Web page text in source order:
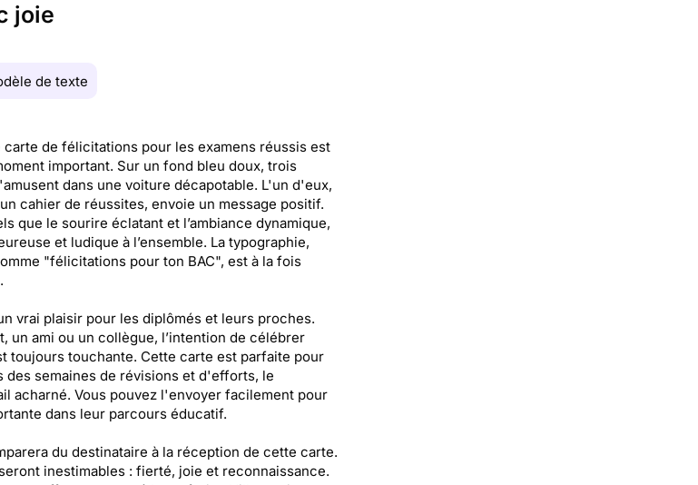
joie
de texte
de félicitations pour les examens réussis est
important. Sur un fond bleu doux, trois
dans une voiture décapotable. L'un d'eux,
cahier de réussites, envoie un message positif.
que le sourire éclatant et l’ambiance dynamique,
et ludique à l’ensemble. La typographie,
"félicitations pour ton BAC", est à la fois
vrai plaisir pour les diplômés et leurs proches.
un ami ou un collègue, l’intention de célébrer
toujours touchante. Cette carte est parfaite pour
semaines de révisions et d'efforts, le
acharné. Vous pouvez l'envoyer facilement pour
dans leur parcours éducatif.
du destinataire à la réception de cette carte.
inestimables : fierté, joie et reconnaissance.